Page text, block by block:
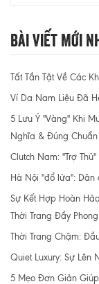
Bài Viết Mới
Tất Tần Tật Về Các
Ví Da Nam Liệu Đã
5 Lưu Ý "Vàng" Khi
Nghĩa & Đúng
Clutch Nam: "Trợ
Hà Nội "đổ lửa": Dân
Sự Kết Hợp Hoàn
Thời Trang Đầy
Thời Trang Chậm:
Quiet Luxury: Sự Lên
5 Mẹo Đơn Giản